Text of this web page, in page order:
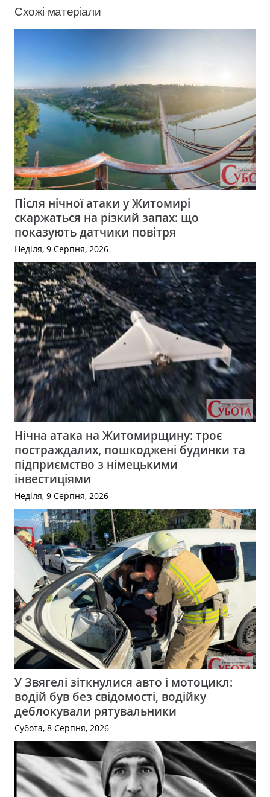
Схожі матеріали
Після нічної атаки у Житомирі
скаржаться на різкий запах: що
показують датчики повітря
Неділя, 9 Серпня, 2026
Нічна атака на Житомирщину: троє
постраждалих, пошкоджені будинки та
підприємство з німецькими
інвестиціями
Неділя, 9 Серпня, 2026
У Звягелі зіткнулися авто і мотоцикл:
водій був без свідомості, водійку
деблокували рятувальники
Субота, 8 Серпня, 2026